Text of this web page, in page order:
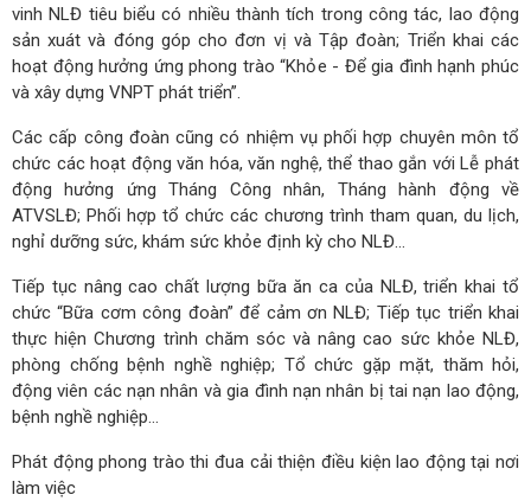
vinh NLĐ tiêu biểu có nhiều thành tích trong công tác, lao động
sản xuát và đóng góp cho đơn vị và Tập đoàn; Triển khai các
hoạt động hưởng ứng phong trào “Khỏe - Để gia đình hạnh phúc
và xây dựng VNPT phát triển”.
Các cấp công đoàn cũng có nhiệm vụ phối hợp chuyên môn tổ
chức các hoạt động văn hóa, văn nghệ, thể thao gắn với Lễ phát
động hưởng ứng Tháng Công nhân, Tháng hành động về
ATVSLĐ; Phối hợp tổ chức các chương trình tham quan, du lịch,
nghỉ dưỡng sức, khám sức khỏe định kỳ cho NLĐ…
Tiếp tục nâng cao chất lượng bữa ăn ca của NLĐ, triển khai tổ
chức “Bữa cơm công đoàn” để cảm ơn NLĐ; Tiếp tục triển khai
thực hiện Chương trình chăm sóc và nâng cao sức khỏe NLĐ,
phòng chống bệnh nghề nghiệp; Tổ chức gặp mặt, thăm hỏi,
động viên các nạn nhân và gia đình nạn nhân bị tai nạn lao động,
bệnh nghề nghiệp…
Phát động phong trào thi đua cải thiện điều kiện lao động tại nơi
làm việc